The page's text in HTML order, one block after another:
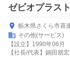
ゼビオプラス
栃木県さくら市喜
その他(サービス)
【設立】1990年06月
【社長/代表】鍋田朋宏